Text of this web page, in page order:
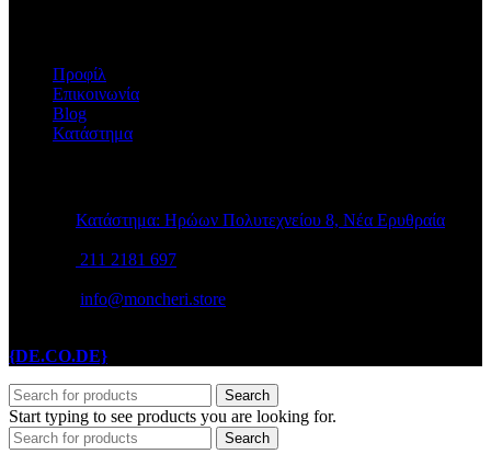
Προφίλ
Επικοινωνία
Blog
Κατάστημα
Κατάστημα: Ηρώων Πολυτεχνείου 8, Νέα Ερυθραία
211 2181 697
info@moncheri.store
{DE.CO.DE}
Search
Start typing to see products you are looking for.
Search